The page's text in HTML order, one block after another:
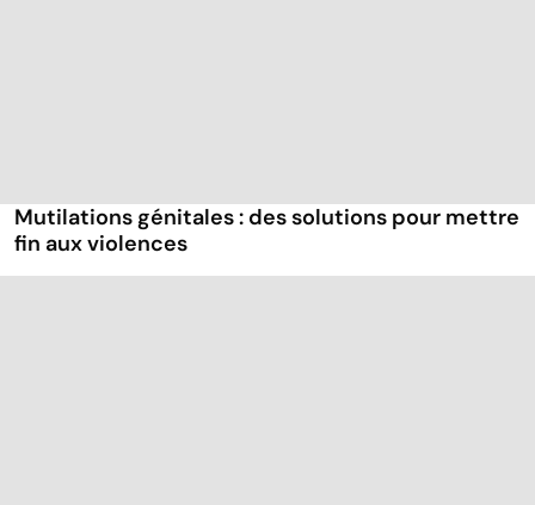
Mutilations génitales : des solutions pour mettre
fin aux violences